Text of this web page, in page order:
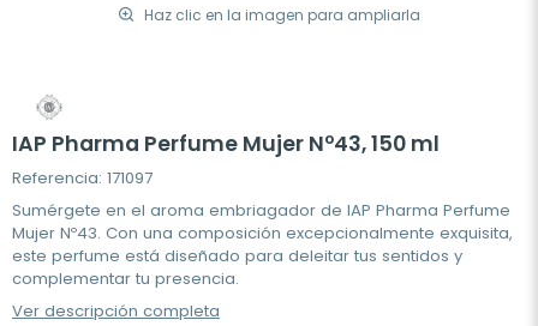
Haz clic en la imagen para ampliarla
IAP Pharma Perfume Mujer Nº43, 150 ml
Referencia: 171097
Sumérgete en el aroma embriagador de IAP Pharma Perfume
Mujer Nº43. Con una composición excepcionalmente exquisita,
este perfume está diseñado para deleitar tus sentidos y
complementar tu presencia.
Ver descripción completa